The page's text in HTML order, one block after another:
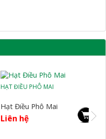
HẠT ĐIỀU TỎI ỚT
Hạt Điều Tỏi Ớt
Liên hệ